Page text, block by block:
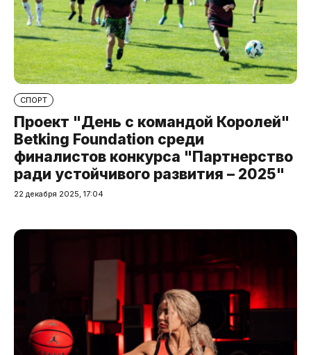
СПОРТ
Проект "День с командой Королей"
Betking Foundation среди
финалистов конкурса "Партнерство
ради устойчивого развития – 2025"
22 декабря 2025, 17:04